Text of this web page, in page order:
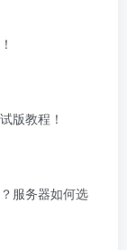
版教程！
服务器如何选